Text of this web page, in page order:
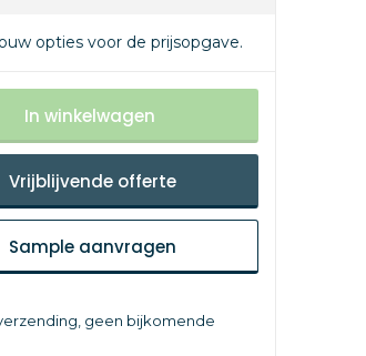
opties voor de prijsopgave.
In winkelwagen
Vrijblijvende offerte
Sample aanvragen
geen bijkomende